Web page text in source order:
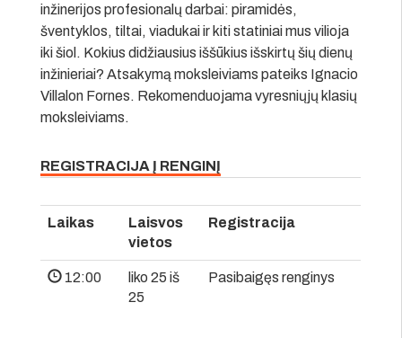
inžinerijos profesionalų darbai: piramidės,
šventyklos, tiltai, viadukai ir kiti statiniai mus vilioja
iki šiol. Kokius didžiausius iššūkius išskirtų šių dienų
inžinieriai? Atsakymą moksleiviams pateiks Ignacio
Villalon Fornes. Rekomenduojama vyresniųjų klasių
moksleiviams.
REGISTRACIJA Į RENGINĮ
Laikas
Laisvos
vietos
Registracija
12:00
liko 25 iš
25
Pasibaigęs renginys